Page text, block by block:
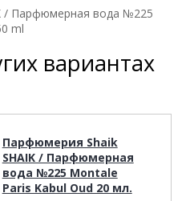
/ Парфюмерная вода №225
ml
вариантах
Парфюмерия Shaik
SHAIK / Парфюмерная
вода №225 Montale
Paris Kabul Oud 20 мл.